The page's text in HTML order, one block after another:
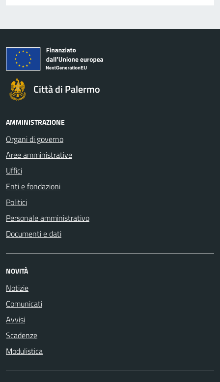
Città di Palermo
AMMINISTRAZIONE
Organi di governo
Aree amministrative
Uffici
Enti e fondazioni
Politici
Personale amministrativo
Documenti e dati
NOVITÀ
Notizie
Comunicati
Avvisi
Scadenze
Modulistica